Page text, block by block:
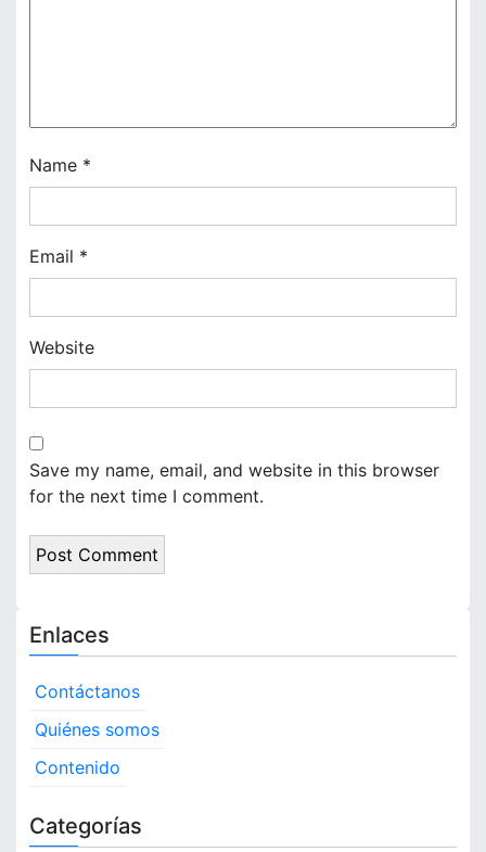
Name *
Email *
Website
Save my name, email, and website in this browser
for the next time I comment.
Enlaces
Contáctanos
Quiénes somos
Contenido
Categorías